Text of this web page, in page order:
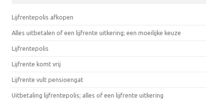
Lijfrentepolis afkopen
Alles uitbetalen of een lijfrente uitkering; een moeilijke keuze
Lijfrentepolis
Lijfrente komt vrij
Lijfrente vult pensioengat
Uitbetaling lijfrentepolis; alles of een lijfrente uitkering